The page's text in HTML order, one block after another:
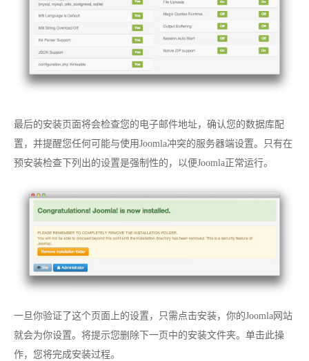
最后的安装页面将会检查您的电子邮件地址，确认您的数据库配
置，并提醒您任何可能与使用Joomla冲突的服务器端设置。只有在
预安装检查下列出的设置是强制性的，以便Joomla正常运行。
一旦你验证了这个页面上的设置，只需点击安装，你的Joomla网站
就会为你设置。将提示您删除下一页中的安装文件夹。单击此操
作，您将完成安装过程。